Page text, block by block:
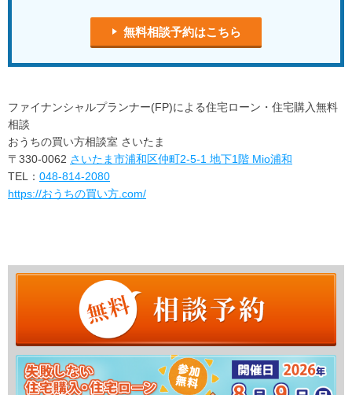
無料相談予約はこちら
ファイナンシャルプランナー(FP)による住宅ローン・住宅購入無料
相談
おうちの買い方相談室 さいたま
〒330-0062 さいたま市浦和区仲町2-5-1 地下1階 Mio浦和
TEL： 048-814-2080
https://おうちの買い方.com/